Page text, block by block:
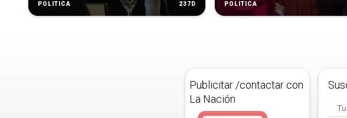
POLÍTICA 237D POLÍTICA
Publicitar /contactar con
La Nación